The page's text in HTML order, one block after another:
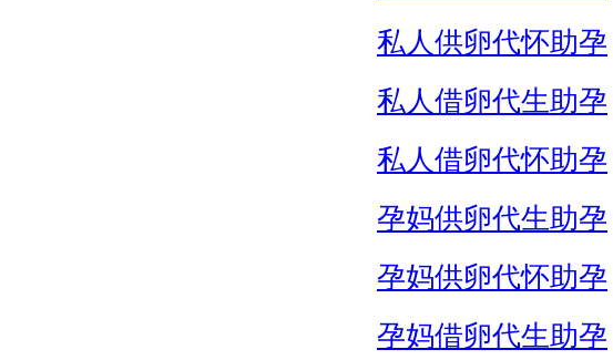
私人供卵代怀助孕
私人借卵代生助孕
私人借卵代怀助孕
孕妈供卵代生助孕
孕妈供卵代怀助孕
孕妈借卵代生助孕